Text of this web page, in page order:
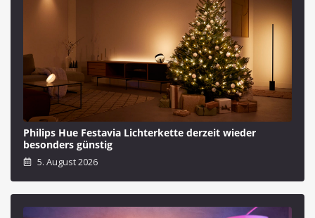
Philips Hue Festavia Lichterkette derzeit wieder
besonders günstig
5. August 2026